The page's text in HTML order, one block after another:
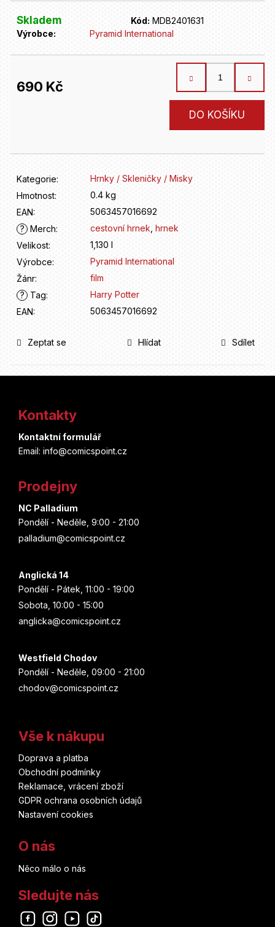
Skladem Kód: MDB2401631
Výrobce:
Pyramid International
690 Kč
DO KOŠÍKU
Kategorie:
Hrnky / Skleničky / Misky
Hmotnost:
0.4 kg
EAN:
5063457016692
? Merch: cestovní hrnek, hrnek
Velikost:
1,130 l
Výrobce:
Pyramid International
Žánr:
film
?
Tag:
Harry Potter
EAN: 5063457016692
Zeptat se Hlídat Sdílet
?
r
č
u
e
m
e
Kontakty
Kontaktní formulář
Email: info@comicspoint.cz
Prodejny
NC Palladium
Pondělí - Neděle, 9:00 - 21:00
palladium@comicspoint.cz
Anglická 14
Pondělí - Pátek, 11:00 - 19:00
Sobota, 10:00 - 15:00
anglicka@comicspoint.cz
Westfield Chodov
Pondělí - Neděle, 09:00 - 21:00
chodov@comicspoint.cz
Vše k nákupu
Doprava a platba
Obchodní podmínky
Reklamace, vrácení zboží
GDPR ochrana osobních údajů
Nastavení cookies
O nás
Něco málo o nás
Sledujte nás